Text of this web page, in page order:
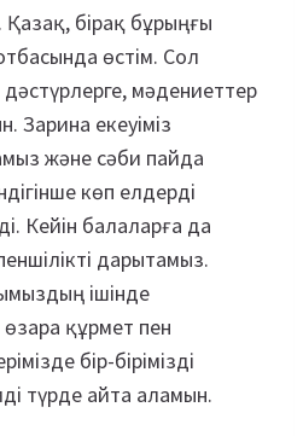
бірақ бұрыңғы
өстім. Сол
дәстүрлерге, мәдениеттер
Зарина екеуіміз
және сәби пайда
көп елдерді
Кейін балаларға да
дарытамыз.
ішінде
құрмет пен
бір-бірімізді
түрде айта аламын.